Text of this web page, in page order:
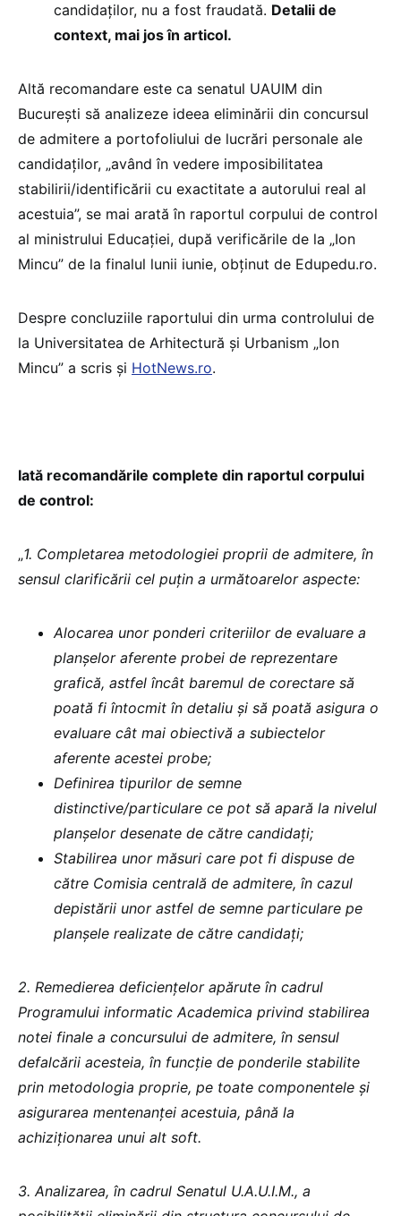
candidaților, nu a fost fraudată. Detalii de
context, mai jos în articol.
Altă recomandare este ca senatul UAUIM din
București să analizeze ideea eliminării din concursul
de admitere a portofoliului de lucrări personale ale
candidaților, „având în vedere imposibilitatea
stabilirii/identificării cu exactitate a autorului real al
acestuia”, se mai arată în raportul corpului de control
al ministrului Educației, după verificările de la „Ion
Mincu” de la finalul lunii iunie, obținut de Edupedu.ro.
Despre concluziile raportului din urma controlului de
la Universitatea de Arhitectură și Urbanism „Ion
Mincu” a scris și HotNews.ro.
Iată recomandările complete din raportul corpului
de control:
„1. Completarea metodologiei proprii de admitere, în
sensul clarificării cel puțin a următoarelor aspecte:
Alocarea unor ponderi criteriilor de evaluare a
planșelor aferente probei de reprezentare
grafică, astfel încât baremul de corectare să
poată fi întocmit în detaliu și să poată asigura o
evaluare cât mai obiectivă a subiectelor
aferente acestei probe;
Definirea tipurilor de semne
distinctive/particulare ce pot să apară la nivelul
planșelor desenate de către candidați;
Stabilirea unor măsuri care pot fi dispuse de
către Comisia centrală de admitere, în cazul
depistării unor astfel de semne particulare pe
planșele realizate de către candidați;
2. Remedierea deficiențelor apărute în cadrul
Programului informatic Academica privind stabilirea
notei finale a concursului de admitere, în sensul
defalcării acesteia, în funcție de ponderile stabilite
prin metodologia proprie, pe toate componentele și
asigurarea mentenanței acestuia, până la
achiziționarea unui alt soft.
3. Analizarea, în cadrul Senatul U.A.U.I.M., a